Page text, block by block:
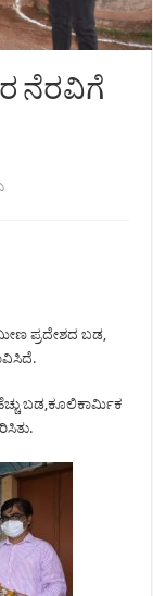
ನೆರವಿಗೆ
ಪ್ರದೇಶದ ಬಡ,
ಬಡ,ಕೂಲಿಕಾರ್ಮಿಕ